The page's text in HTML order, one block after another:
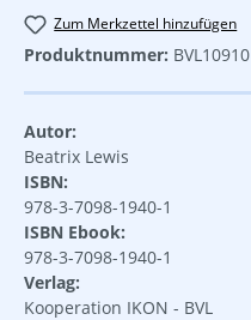
Zum Merkzettel hinzufügen
Produktnummer: BVL10910
Autor:
Beatrix Lewis
ISBN:
978-3-7098-1940-1
ISBN Ebook:
978-3-7098-1940-1
Verlag:
Kooperation IKON - BVL